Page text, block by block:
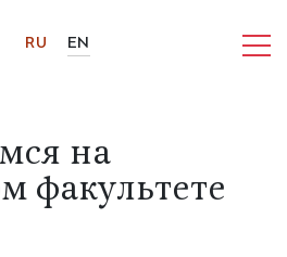
RU EN
на
факультете